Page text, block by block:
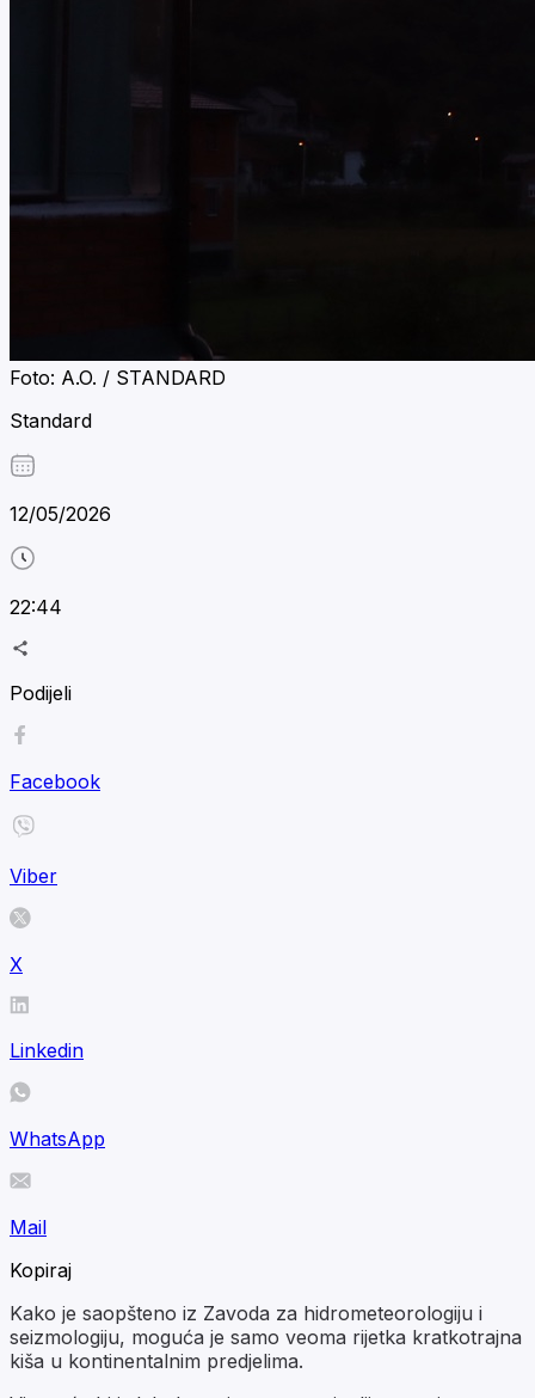
Foto: A.O. / STANDARD
Standard
12/05/2026
22:44
Podijeli
Facebook
Viber
X
Linkedin
WhatsApp
Mail
Kopiraj
Kako je saopšteno iz Zavoda za hidrometeorologiju i
seizmologiju, moguća je samo veoma rijetka kratkotrajna
kiša u kontinentalnim predjelima.